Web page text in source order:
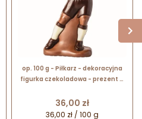
op. 100 g - Piłkarz - dekoracyjna
figurka czekoladowa - prezent w
Cena
36,00 zł
36,00 zł / 100 g